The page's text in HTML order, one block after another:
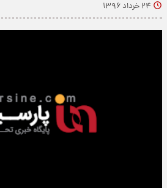
۲۴ خرداد ۱۳۹۶